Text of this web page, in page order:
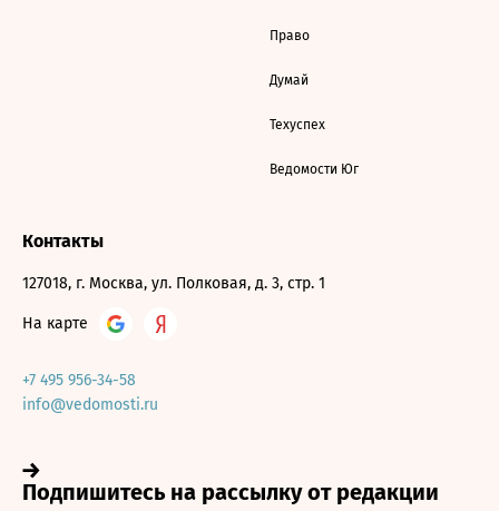
Право
Думай
Техуспех
Ведомости Юг
Контакты
127018, г. Москва, ул. Полковая, д. 3, стр. 1
На карте
+7 495 956-34-58
info@vedomosti.ru